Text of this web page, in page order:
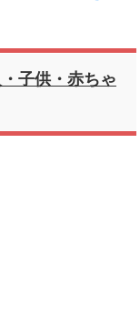
子供・赤ちゃ